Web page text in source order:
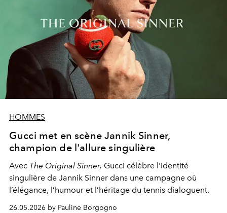
HOMMES
Gucci met en scène Jannik Sinner,
champion de l'allure singulière
Avec The Original Sinner, Gucci célèbre l’identité
singulière de Jannik Sinner dans une campagne où
l’élégance, l’humour et l’héritage du tennis dialoguent.
26.05.2026 by Pauline Borgogno